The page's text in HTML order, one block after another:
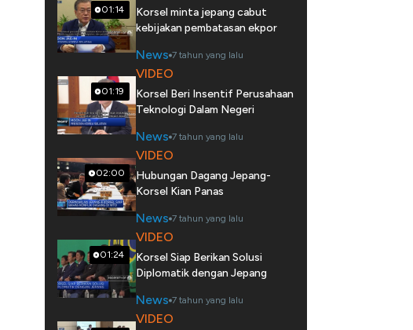
01:14
Korsel minta jepang cabut
kebijakan pembatasan ekpor
News 7 tahun yang lalu
01:19
VIDEO
Korsel Beri Insentif Perusahaan
Teknologi Dalam Negeri
News 7 tahun yang lalu
02:00
VIDEO
Hubungan Dagang Jepang-
Korsel Kian Panas
News 7 tahun yang lalu
01:24
VIDEO
Korsel Siap Berikan Solusi
Diplomatik dengan Jepang
News 7 tahun yang lalu
VIDEO